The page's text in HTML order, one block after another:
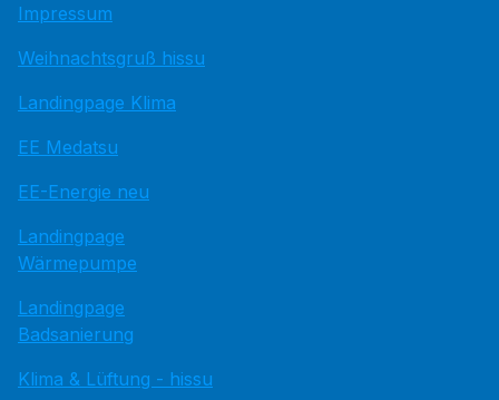
Impressum
Weihnachtsgruß hissu
Landingpage Klima
EE Medatsu
EE-Energie neu
Landingpage
Wärmepumpe
Landingpage
Badsanierung
Klima & Lüftung - hissu